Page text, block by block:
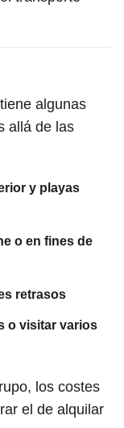
algunas
allá de las
y playas
o en fines de
retrasos
o visitar varios
los costes
el de alquilar